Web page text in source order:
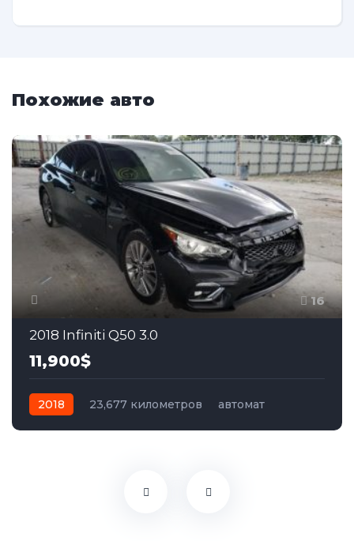
Похожие авто
16
2018 Infiniti Q50 3.0
11,900$
2018 23,677 километров
автомат